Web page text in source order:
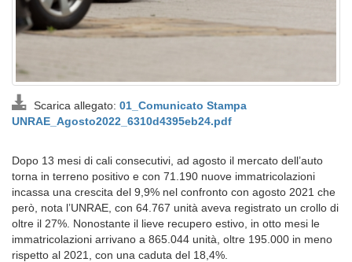
Scarica allegato: 01_Comunicato Stampa
UNRAE_Agosto2022_6310d4395eb24.pdf
Dopo 13 mesi di cali consecutivi, ad agosto il mercato dell’auto
torna in terreno positivo e con 71.190 nuove immatricolazioni
incassa una crescita del 9,9% nel confronto con agosto 2021 che
però, nota l’UNRAE, con 64.767 unità aveva registrato un crollo di
oltre il 27%. Nonostante il lieve recupero estivo, in otto mesi le
immatricolazioni arrivano a 865.044 unità, oltre 195.000 in meno
rispetto al 2021, con una caduta del 18,4%.